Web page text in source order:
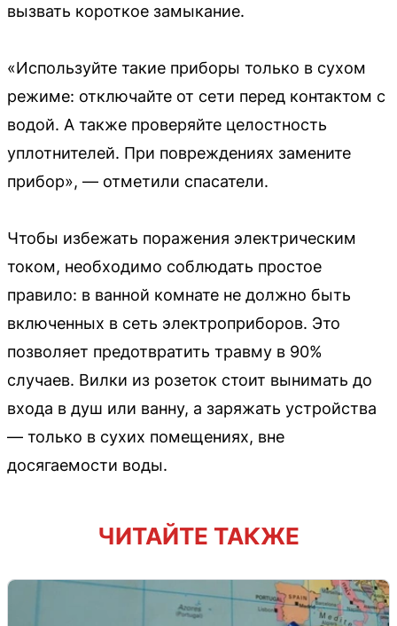
вызвать короткое замыкание.
«Используйте такие приборы только в сухом
режиме: отключайте от сети перед контактом с
водой. А также проверяйте целостность
уплотнителей. При повреждениях замените
прибор», — отметили спасатели.
Чтобы избежать поражения электрическим
током, необходимо соблюдать простое
правило: в ванной комнате не должно быть
включенных в сеть электроприборов. Это
позволяет предотвратить травму в 90%
случаев. Вилки из розеток стоит вынимать до
входа в душ или ванну, а заряжать устройства
— только в сухих помещениях, вне
досягаемости воды.
ЧИТАЙТЕ ТАКЖЕ